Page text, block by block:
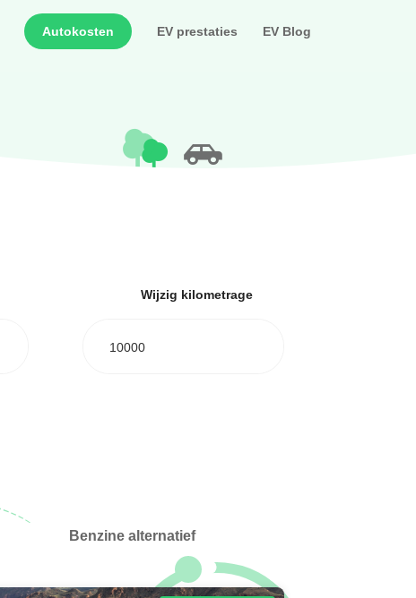
Autokosten EV prestaties EV Blog
Wijzig kilometrage
10000
Benzine alternatief